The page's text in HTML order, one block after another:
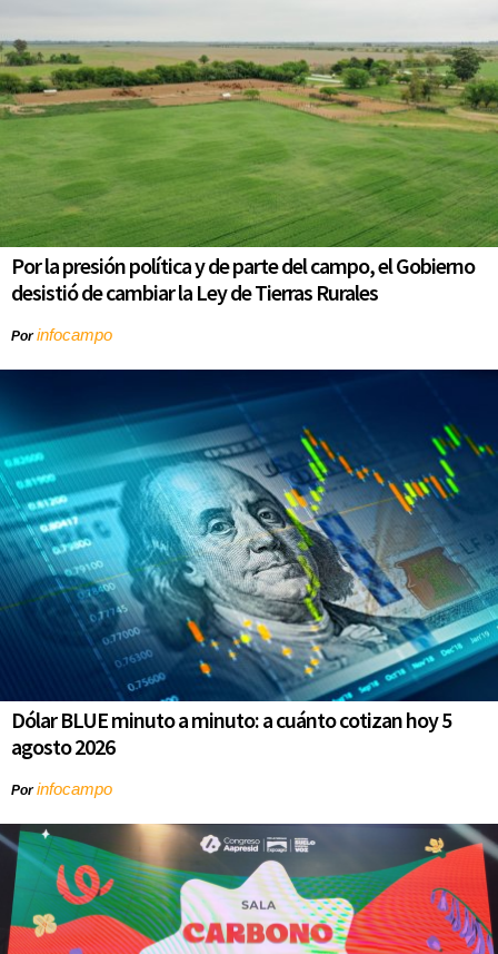
Por la presión política y de parte del campo, el Gobierno
desistió de cambiar la Ley de Tierras Rurales
Porinfocampo
Dólar BLUE minuto a minuto: a cuánto cotizan hoy 5
agosto 2026
Porinfocampo